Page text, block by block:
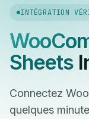
INTÉGRATION
Sheets
Connectez
quelques